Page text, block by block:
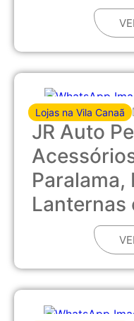
Lojas na Vila Canaã
JR Auto
Paralama,
Lanternas